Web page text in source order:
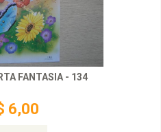
FANTASIA - 134
6,00